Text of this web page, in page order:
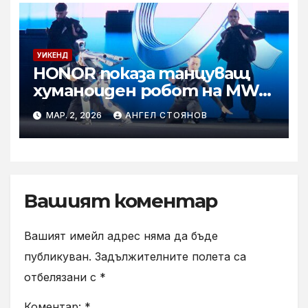
УИКЕНД
HONOR показа танцуващ
хуманоиден робот на MWC
2026
МАР. 2, 2026 АНГЕЛ СТОЯНОВ
Вашият коментар
Вашият имейл адрес няма да бъде
публикуван. Задължителните полета са
отбелязани с *